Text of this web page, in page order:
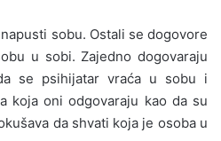
sobu. Ostali se dogovore
u sobi. Zajedno dogovaraju
se psihijatar vraća u sobu i
koja oni odgovaraju kao da su
da shvati koja je osoba u